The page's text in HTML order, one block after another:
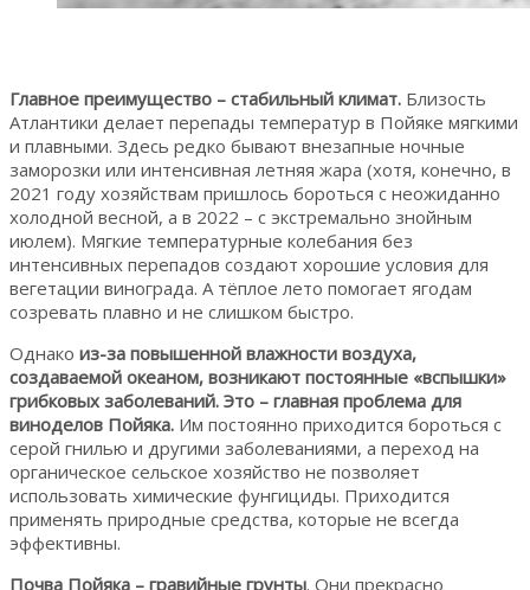
Главное преимущество – стабильный климат. Близость
Атлантики делает перепады температур в Пойяке мягкими
и плавными. Здесь редко бывают внезапные ночные
заморозки или интенсивная летняя жара (хотя, конечно, в
2021 году хозяйствам пришлось бороться с неожиданно
холодной весной, а в 2022 – с экстремально знойным
июлем). Мягкие температурные колебания без
интенсивных перепадов создают хорошие условия для
вегетации винограда. А тёплое лето помогает ягодам
созревать плавно и не слишком быстро.
Однако из-за повышенной влажности воздуха,
создаваемой океаном, возникают постоянные «вспышки»
грибковых заболеваний. Это – главная проблема для
виноделов Пойяка. Им постоянно приходится бороться с
серой гнилью и другими заболеваниями, а переход на
органическое сельское хозяйство не позволяет
использовать химические фунгициды. Приходится
применять природные средства, которые не всегда
эффективны.
Почва Пойяка – гравийные грунты. Они прекрасно